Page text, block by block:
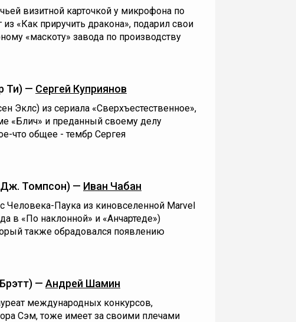
визитной карточкой у микрофона по
из «Как приручить дракона», подарил свои
«маскоту» завода по производству
Ти) — Сергей Куприянов
Эклс) из сериала «Сверхъестественное»,
«Блич» и преданный своему делу
что общее - тембр Сергея
Томпсон) — Иван Чабан
Человека-Паука из киновселенной Marvel
в «По наклонной» и «Анчартеде»)
также обрадовался появлению
— Андрей Шамин
международных конкурсов,
Сэм, тоже имеет за своими плечами